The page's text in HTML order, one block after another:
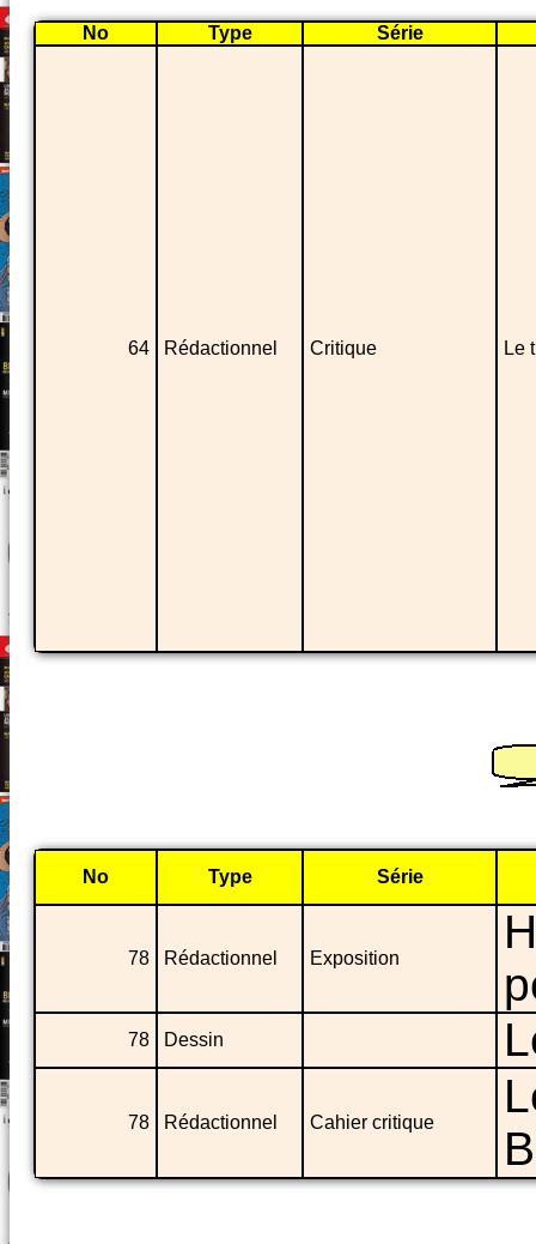
No Type Série
64 Rédactionnel Critique Le
No Type Série
78 Rédactionnel Exposition
78 Dessin
78 Rédactionnel Cahier critique